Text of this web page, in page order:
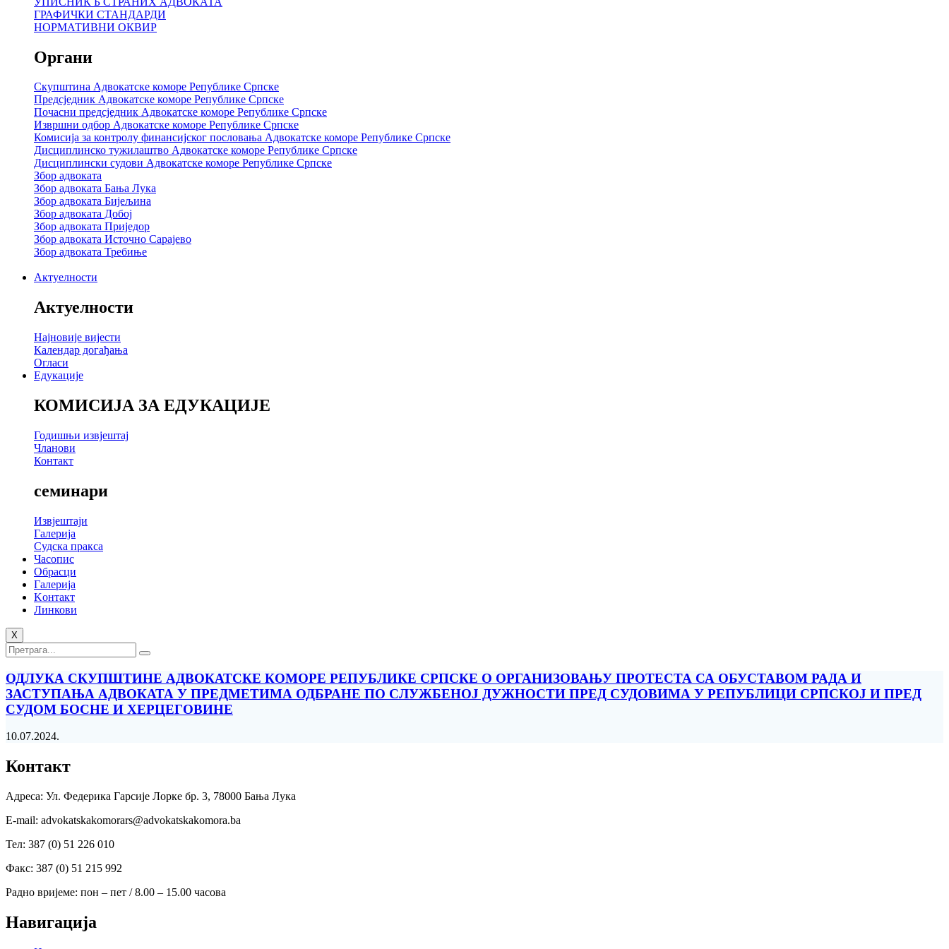
ГРАФИЧКИ СТАНДАРДИ
НОРМАТИВНИ ОКВИР
Органи
Скупштина Адвокатске коморе Републике Српске
Предсједник Адвокатске коморе Републике Српске
Почасни предсједник Адвокатске коморе Републике Српске
Извршни одбор Адвокатске коморе Републике Српске
Комисија за контролу финансијског пословања Адвокатске коморе Републике Српске
Дисциплинско тужилаштво Адвокатске коморе Републике Српске
Дисциплински судови Адвокатске коморе Републике Српске
Збор адвоката
Збор адвоката Бања Лука
Збор адвоката Бијељина
Збор адвоката Добој
Збор адвоката Приједор
Збор адвоката Источно Сарајево
Збор адвоката Требиње
Актуелности
Актуелности
Најновије вијести
Календар догађања
Огласи
Едукације
КОМИСИЈА ЗА ЕДУКАЦИЈЕ
Годишњи извјештај
Чланови
Контакт
семинари
Извјештаји
Галерија
Судска пракса
Часопис
Обрасци
Галерија
Kонтакт
Линкови
X
ОДЛУКА СКУПШТИНЕ АДВОКАТСКЕ КОМОРЕ РЕПУБЛИКЕ СРПСКЕ О ОРГАНИЗОВАЊУ ПРОТЕСТА СА ОБУСТАВОМ РАДА И
ЗАСТУПАЊА АДВОКАТА У ПРЕДМЕТИМА ОДБРАНЕ ПО СЛУЖБЕНОЈ ДУЖНОСТИ ПРЕД СУДОВИМА У РЕПУБЛИЦИ СРПСКОЈ И ПРЕД
СУДОМ БОСНЕ И ХЕРЦЕГОВИНЕ
10.07.2024.
Контакт
Адреса: Ул. Федерика Гарсије Лорке бр. 3, 78000 Бања Лука
Е-mail: advokatskakomorars@advokatskakomora.ba
Тел: 387 (0) 51 226 010
Факс: 387 (0) 51 215 992
Радно вријеме: пон – пет / 8.00 – 15.00 часова
Навигација